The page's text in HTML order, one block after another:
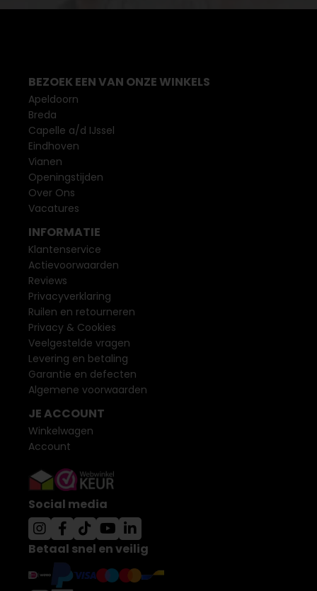
BEZOEK EEN VAN ONZE WINKELS
Apeldoorn
Breda
Capelle a/d IJssel
Eindhoven
Vianen
Openingstijden
Over Ons
Vacatures
INFORMATIE
Klantenservice
Actievoorwaarden
Reviews
Privacyverklaring
Ruilen en retourneren
Privacy & Cookies
Veelgestelde vragen
Levering en betaling
Garantie en defecten
Algemene voorwaarden
JE ACCOUNT
Winkelwagen
Account
Social media
Betaal snel en veilig